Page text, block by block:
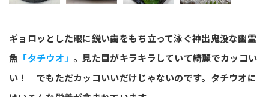
ギョロッとした眼に鋭い歯をもち立って泳ぐ神出鬼没な幽霊
魚 「タチウオ」 。見た目がキラキラしていて綺麗でカッコい
い！ でもただカッコいいだけじゃないのです。タチウオに